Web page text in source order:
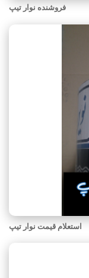
فروشنده نوار تیپ
استعلام قیمت نوار تیپ